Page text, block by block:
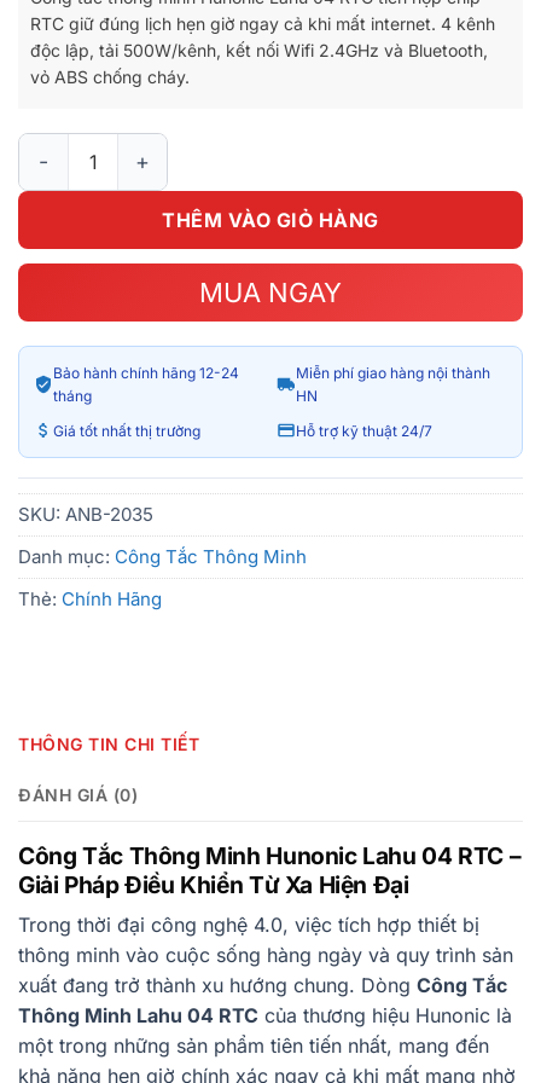
800.000₫.
là:
650.000₫.
RTC giữ đúng lịch hẹn giờ ngay cả khi mất internet. 4 kênh
độc lập, tải 500W/kênh, kết nối Wifi 2.4GHz và Bluetooth,
vỏ ABS chống cháy.
Công Tắc Thông Minh Hunonic Lahu 04 RTC số lượng
THÊM VÀO GIỎ HÀNG
MUA NGAY
Bảo hành chính hãng 12-24
tháng
Miễn phí giao hàng nội thành
HN
Giá tốt nhất thị trường
Hỗ trợ kỹ thuật 24/7
SKU: ANB-2035
Danh mục: Công Tắc Thông Minh
Thẻ: Chính Hãng
THÔNG TIN CHI TIẾT
ĐÁNH GIÁ (0)
Công Tắc Thông Minh Hunonic Lahu 04 RTC –
Giải Pháp Điều Khiển Từ Xa Hiện Đại
Trong thời đại công nghệ 4.0, việc tích hợp thiết bị
thông minh vào cuộc sống hàng ngày và quy trình sản
xuất đang trở thành xu hướng chung. Dòng Công Tắc
Thông Minh Lahu 04 RTC của thương hiệu Hunonic là
một trong những sản phẩm tiên tiến nhất, mang đến
khả năng hẹn giờ chính xác ngay cả khi mất mạng nhờ